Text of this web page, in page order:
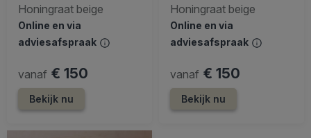
Honingraat beige
Online en via
adviesafspraak
vanaf € 150
Bekijk nu
Honingraat beige
Online en via
adviesafspraak
vanaf € 150
Bekijk nu